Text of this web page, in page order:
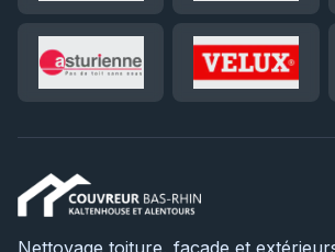
Nettoyage toiture, façade et